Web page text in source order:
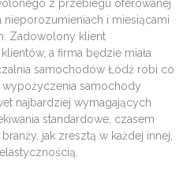
z przebiegu oferowanej
nieporozumieniach i miesiącami
Zadowolony klient
a firma będzie miała
samochodów Łódź robi co
samochody
najbardziej wymagających
standardowe, czasem
jak zresztą w każdej innej,